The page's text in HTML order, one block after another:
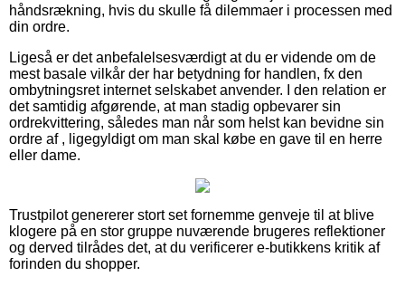
håndsrækning, hvis du skulle få dilemmaer i processen med
din ordre.
Ligeså er det anbefalelsesværdigt at du er vidende om de
mest basale vilkår der har betydning for handlen, fx den
ombytningsret internet selskabet anvender. I den relation er
det samtidig afgørende, at man stadig opbevarer sin
ordrekvittering, således man når som helst kan bevidne sin
ordre af , ligegyldigt om man skal købe en gave til en herre
eller dame.
Trustpilot genererer stort set fornemme genveje til at blive
klogere på en stor gruppe nuværende brugeres reflektioner
og derved tilrådes det, at du verificerer e-butikkens kritik af
forinden du shopper.